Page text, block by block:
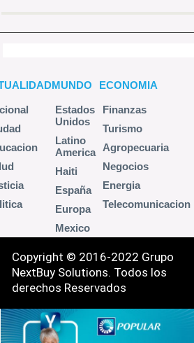
MUNDO
Estados
Unidos
Latino
America
Haiti
España
Europa
Mexico
ECONOMIA
Finanzas
Turismo
Agropecuaria
Negocios
Energia
Telecomunicacion
Copyright © 2016-2022 Grupo
NextBuy Solutions. Todos los
derechos Reservados